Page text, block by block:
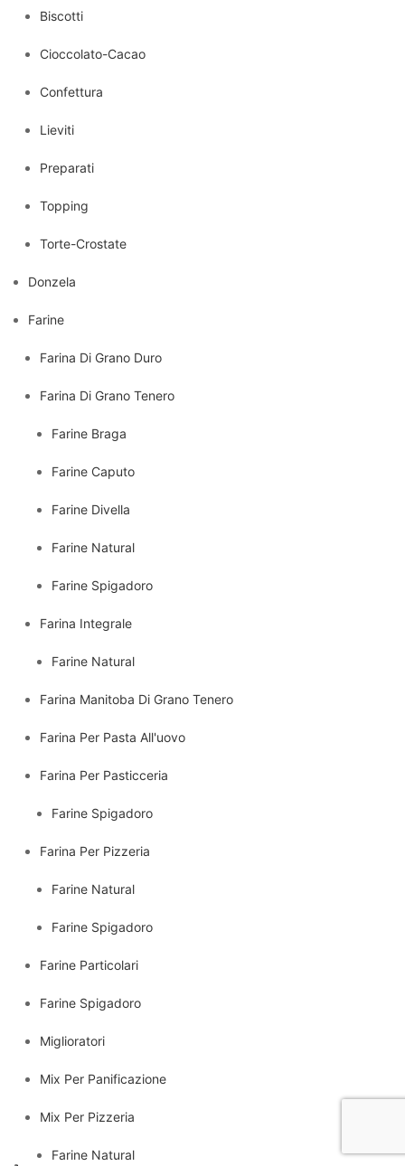
Biscotti
Cioccolato-Cacao
Confettura
Lieviti
Preparati
Topping
Torte-Crostate
Donzela
Farine
Farina Di Grano Duro
Farina Di Grano Tenero
Farine Braga
Farine Caputo
Farine Divella
Farine Natural
Farine Spigadoro
Farina Integrale
Farine Natural
Farina Manitoba Di Grano Tenero
Farina Per Pasta All'uovo
Farina Per Pasticceria
Farine Spigadoro
Farina Per Pizzeria
Farine Natural
Farine Spigadoro
Farine Particolari
Farine Spigadoro
Miglioratori
Mix Per Panificazione
Mix Per Pizzeria
Farine Natural